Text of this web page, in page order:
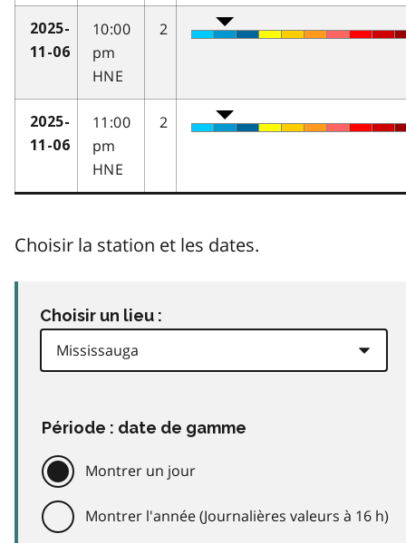
2025-
11-06
10:00
pm
HNE
2
2025-
11-06
11:00
pm
HNE
2
Choisir la station et les dates.
Choisir un lieu :
Période : date de gamme
Montrer un jour
Montrer l'année (Journalières valeurs à 16 h)